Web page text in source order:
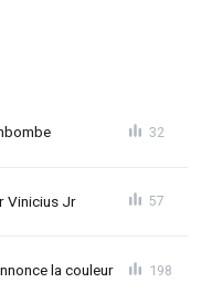
32
Vinicius Jr 57
la couleur 198